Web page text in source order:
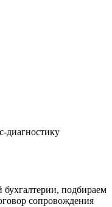
диагностику
подбираем
сопровождения